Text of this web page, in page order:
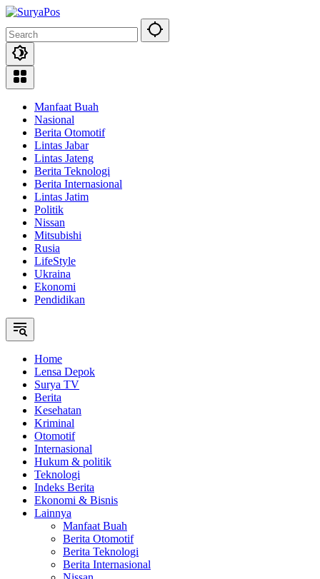
Skip
content
Manfaat Buah
Nasional
Berita Otomotif
Lintas Jabar
Lintas Jateng
Berita Teknologi
Berita Internasional
Lintas Jatim
Politik
Nissan
Mitsubishi
Rusia
LifeStyle
Ukraina
Ekonomi
Pendidikan
Home
Lensa Depok
Surya TV
Berita
Kesehatan
Kriminal
Otomotif
Internasional
Hukum & politik
Teknologi
Indeks Berita
Ekonomi & Bisnis
Lainnya
Manfaat Buah
Berita Otomotif
Berita Teknologi
Berita Internasional